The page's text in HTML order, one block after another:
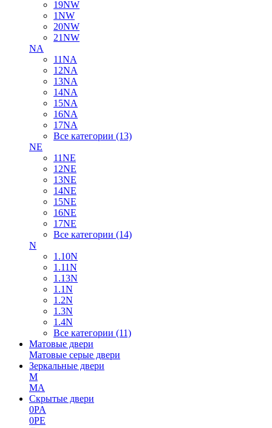
19NW
1NW
20NW
21NW
NA
11NA
12NA
13NA
14NA
15NA
16NA
17NA
Все категории (13)
NE
11NE
12NE
13NE
14NE
15NE
16NE
17NE
Все категории (14)
N
1.10N
1.11N
1.13N
1.1N
1.2N
1.3N
1.4N
Все категории (11)
Матовые двери
Матовые серые двери
Зеркальные двери
M
MA
Скрытые двери
0PA
0PE